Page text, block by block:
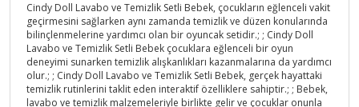
Cindy Doll Lavabo ve Temizlik Setli Bebek, çocukların eğlenceli vakit
geçirmesini sağlarken aynı zamanda temizlik ve düzen konularında
bilinçlenmelerine yardımcı olan bir oyuncak setidir.; ; Cindy Doll
Lavabo ve Temizlik Setli Bebek çocuklara eğlenceli bir oyun
deneyimi sunarken temizlik alışkanlıkları kazanmalarına da yardımcı
olur.; ; Cindy Doll Lavabo ve Temizlik Setli Bebek, gerçek hayattaki
temizlik rutinlerini taklit eden interaktif özelliklere sahiptir.; ; Bebek,
lavabo ve temizlik malzemeleriyle birlikte gelir ve çocuklar onunla